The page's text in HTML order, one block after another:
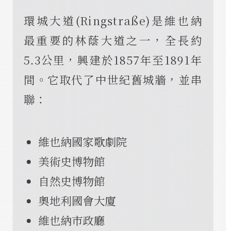
環城大道(Ringstraße)是維也納
最重要的林蔭大道之一，全長約
5.3公里，興建於1857年至1891年
間。它取代了中世紀舊城牆，並串
聯：
維也納國家歌劇院
美術史博物館
自然史博物館
奧地利國會大廈
維也納市政廳